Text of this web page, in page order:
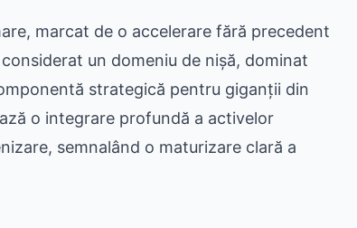
marcat de o accelerare fără precedent
un domeniu de nișă, dominat
strategică pentru giganții din
o integrare profundă a activelor
semnalând o maturizare clară a